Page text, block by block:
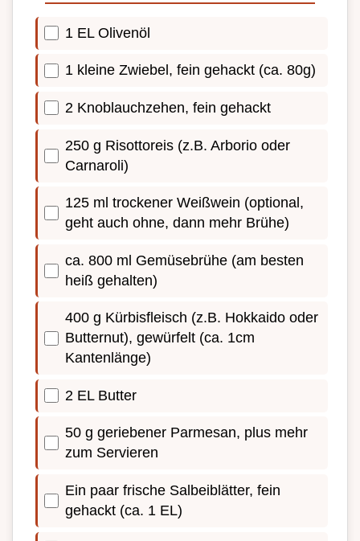
1 EL Olivenöl
1 kleine Zwiebel, fein gehackt (ca. 80g)
2 Knoblauchzehen, fein gehackt
250 g Risottoreis (z.B. Arborio oder
Carnaroli)
125 ml trockener Weißwein (optional,
geht auch ohne, dann mehr Brühe)
ca. 800 ml Gemüsebrühe (am besten
heiß gehalten)
400 g Kürbisfleisch (z.B. Hokkaido oder
Butternut), gewürfelt (ca. 1cm
Kantenlänge)
2 EL Butter
50 g geriebener Parmesan, plus mehr
zum Servieren
Ein paar frische Salbeiblätter, fein
gehackt (ca. 1 EL)